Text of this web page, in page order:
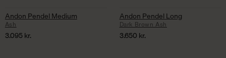
Andon Pendel Medium
Ash
3.095kr.
Andon Pendel Long
Dark Brown Ash
3.650 kr.